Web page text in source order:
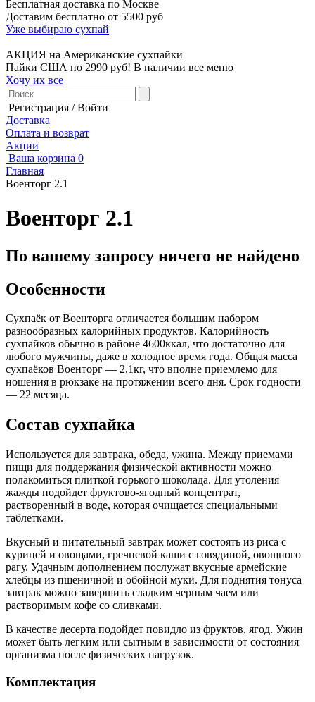
Бесплатная доставка по Москве
Доставим бесплатно от 5500 руб
Уже выбираю сухпай
АКЦИЯ на Американские сухпайки
Пайки США по 2990 руб! В наличии все меню
Хочу их все
Регистрация / Войти
Доставка
Оплата и возврат
Акции
Ваша корзина 0
Главная
Военторг 2.1
Военторг 2.1
По вашему запросу ничего не найдено
Особенности
Сухпаёк от Военторга отличается большим набором
разнообразных калорийных продуктов. Калорийность
сухпайков обычно в районе 4600ккал, что достаточно для
любого мужчины, даже в холодное время года. Общая масса
сухпаёков Военторг — 2,1кг, что вполне приемлемо для
ношения в рюкзаке на протяжении всего дня. Срок годности
— 22 месяца.
Состав сухпайка
Используется для завтрака, обеда, ужина. Между приемами
пищи для поддержания физической активности можно
полакомиться плиткой горького шоколада. Для утоления
жажды подойдет фруктово-ягодный концентрат,
растворенный в воде, которая очищается специальными
таблетками.
Вкусный и питательный завтрак может состоять из риса с
курицей и овощами, гречневой каши с говядиной, овощного
рагу. Удачным дополнением послужат вкусные армейские
хлебцы из пшеничной и обойной муки. Для поднятия тонуса
завтрак можно завершить сладким черным чаем или
растворимым кофе со сливками.
В качестве десерта подойдет повидло из фруктов, ягод. Ужин
может быть легким или сытным в зависимости от состояния
организма после физических нагрузок.
Комплектация